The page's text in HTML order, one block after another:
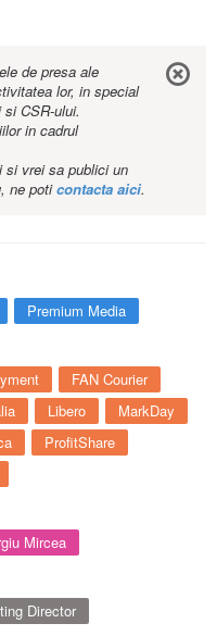
de presa ale
lor, in special
CSR-ului.
in cadrul
si vrei sa publici un
ne poticontacta aici.
Premium Media
FAN Courier
Libero
MarkDay
ProfitShare
Mircea
Director